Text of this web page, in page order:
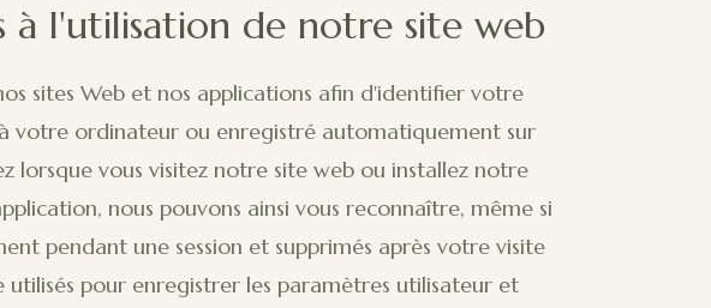
à l'utilisation de notre site web
sites Web et nos applications afin d'identifier votre
votre ordinateur ou enregistré automatiquement sur
vous visitez notre site web ou installez notre
nous pouvons ainsi vous reconnaître, même si
pendant une session et supprimés après votre visite
utilisés pour enregistrer les paramètres utilisateur et